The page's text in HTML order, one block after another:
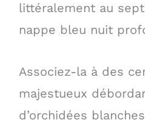
littéralement au
nappe bleu nuit
Associez-la à des
majestueux
d’orchidées